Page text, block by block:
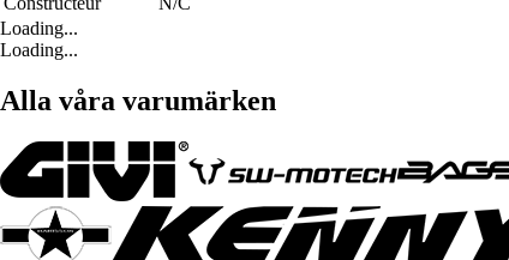
Loading...
Loading...
Alla våra varumärken